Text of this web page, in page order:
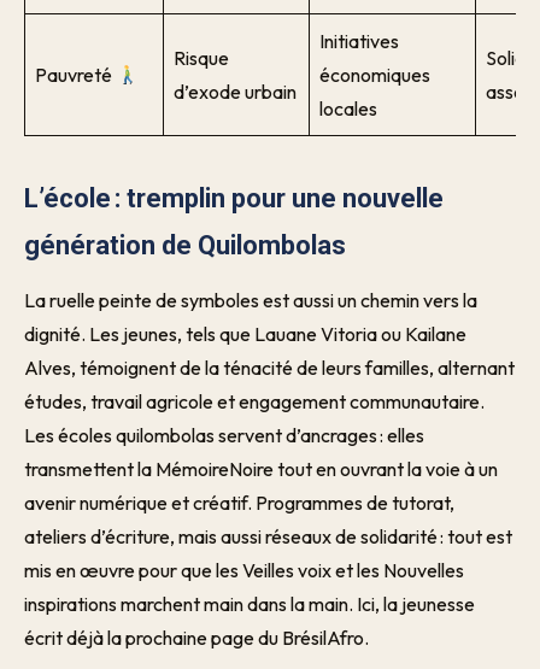
Pauvreté
Risque
d’exode urbain
Initiatives
économiques
locales
L’école : tremplin pour une nouvelle
génération de Quilombolas
La ruelle peinte de symboles est aussi un chemin vers la
dignité. Les jeunes, tels que Lauane Vitoria ou Kailane
Alves, témoignent de la ténacité de leurs familles, alternant
études, travail agricole et engagement communautaire.
Les écoles quilombolas servent d’ancrages : elles
transmettent la MémoireNoire tout en ouvrant la voie à un
avenir numérique et créatif. Programmes de tutorat,
ateliers d’écriture, mais aussi réseaux de solidarité : tout est
mis en œuvre pour que les Veilles voix et les Nouvelles
inspirations marchent main dans la main. Ici, la jeunesse
écrit déjà la prochaine page du BrésilAfro.